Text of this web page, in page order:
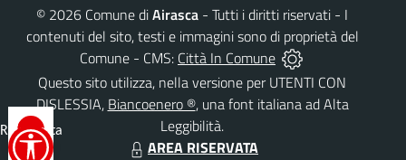
© 2026 Comune diAirasca - Tutti i diritti riservati - I
contenuti del sito, testi e immagini sono di proprietà del
Comune - CMS: Città In Comune
Questo sito utilizza, nella versione per UTENTI CON
DISLESSIA, Biancoenero ®, una font italiana ad Alta
Leggibilità.
AREA RISERVATA
Reimposta
tutto